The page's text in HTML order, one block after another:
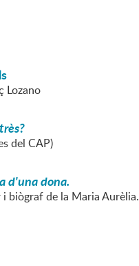
Lozano
del CAP)
d'una dona.
biògraf de la Maria Aurèlia.